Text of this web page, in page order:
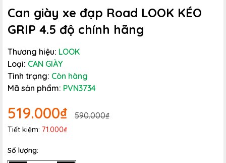
Can giày xe đạp Road LOOK KÉO
GRIP 4.5 độ chính hãng
Thương hiệu: LOOK
Loại: CAN GIÀY
Tình trạng: Còn hàng
Mã sản phẩm: PVN3734
519.000₫ 590.000₫
Tiết kiệm: 71.000₫
Số lượng: